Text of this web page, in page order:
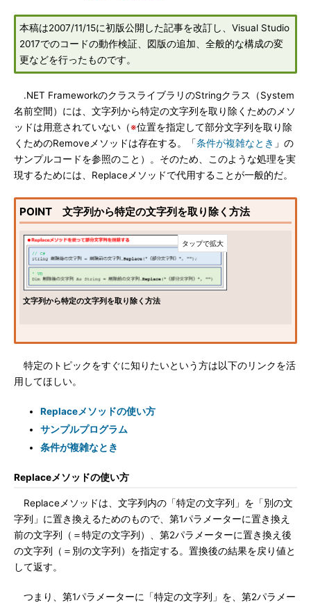
本稿は2007/11/15に初版公開した記事を改訂し、Visual Studio
2017でのコードの動作検証、図版の追加、全般的な構成の変
更などを行ったものです。
.NET FrameworkのクラスライブラリのStringクラス（System
名前空間）には、文字列から特定の文字列を取り除くためのメソ
ッドは用意されていない（※位置を指定して部分文字列を取り除
くためのRemoveメソッドは存在する。「条件が複雑なとき 」の
サンプルコードを参照のこと）。そのため、このような処理を実
現するためには、Replaceメソッドで代用することが一般的だ。
POINT 文字列から特定の文字列を取り除く方法
文字列から特定の文字列を取り除く方法
特定のトピックをすぐに知りたいという方は以下のリンクを活
用してほしい。
Replaceメソッドの使い方
サンプルプログラム
条件が複雑なとき
Replaceメソッドの使い方
Replaceメソッドは、文字列内の「特定の文字列」を「別の文
字列」に置き換えるためのもので、第1パラメーターに置き換え
前の文字列（＝特定の文字列）、第2パラメーターに置き換え後
の文字列（＝別の文字列）を指定する。置換後の結果を戻り値と
して返す。
つまり、第1パラメーターに「特定の文字列」を、第2パラメー